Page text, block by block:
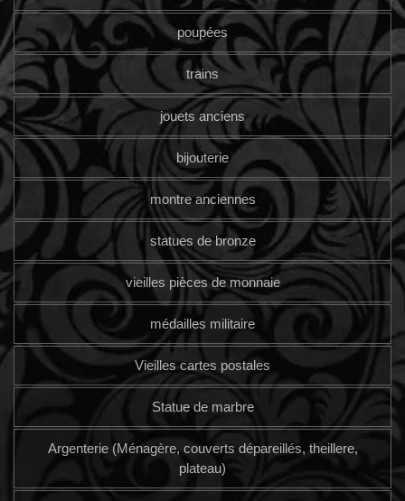
poupées
trains
jouets anciens
bijouterie
montre anciennes
statues de bronze
vieilles pièces de monnaie
médailles militaire
Vieilles cartes postales
Statue de marbre
Argenterie (Ménagère, couverts dépareillés, theillere,
plateau)